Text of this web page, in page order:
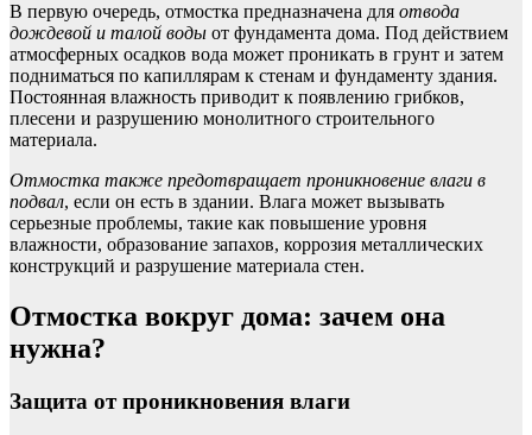
В первую очередь, отмостка предназначена для отвода
дождевой и талой воды от фундамента дома. Под действием
атмосферных осадков вода может проникать в грунт и затем
подниматься по капиллярам к стенам и фундаменту здания.
Постоянная влажность приводит к появлению грибков,
плесени и разрушению монолитного строительного
материала.
Отмостка также предотвращает проникновение влаги в
подвал, если он есть в здании. Влага может вызывать
серьезные проблемы, такие как повышение уровня
влажности, образование запахов, коррозия металлических
конструкций и разрушение материала стен.
Отмостка вокруг дома: зачем она
нужна?
Защита от проникновения влаги